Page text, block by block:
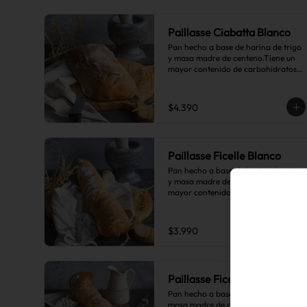
Paillasse Ciabatta Blanco
Pan hecho a base de harina de trigo
y masa madre de centeno.Tiene un
mayor contenido de carbohidratos
$4.390
Paillasse Ficelle Blanco
Pan hecho a base de harina de trigo
y masa madre de centeno.Tiene un
mayor contenido de carbohidratos
$3.990
Paillasse Ficelle Rústico
Pan hecho a base de harina de trigo,
masa madre de centeno, harina de